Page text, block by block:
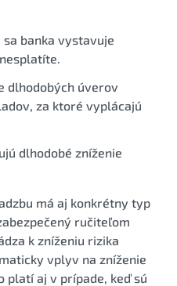
banka vystavuje
dlhodobých úverov
za ktoré vyplácajú
dlhodobé zníženie
má aj konkrétny typ
ručiteľom
k zníženiu rizika
vplyv na zníženie
platí aj v prípade, keď sú